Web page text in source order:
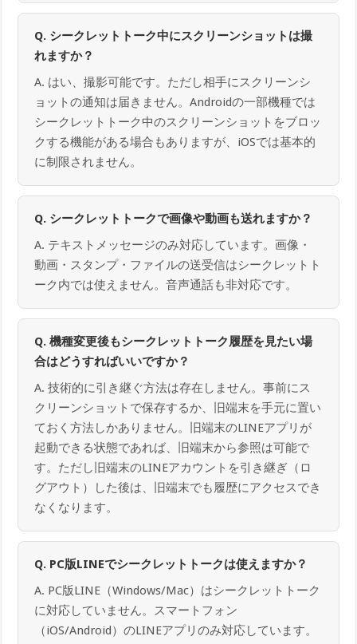
Q. シークレットトーク中にスクリーンショットは撮
れますか？
A. はい、撮影可能です。ただし相手にスクリーンシ
ョットの通知は届きません。Androidの一部機種では
シークレットトーク中のスクリーンショットをブロッ
クする機能がある場合もありますが、iOSでは基本的
に制限されません。
Q. シークレットトークで画像や動画も送れますか？
A. テキストメッセージのみ対応しています。画像・
動画・スタンプ・ファイルの送受信はシークレットト
ーク内では使えません。音声通話も非対応です。
Q. 機種変更後もシークレットトーク履歴を見たい場
合はどうすればいいですか？
A. 技術的に引き継ぐ方法は存在しません。事前にス
クリーンショットで保存するか、旧端末を手元に置い
ておく方法しかありません。旧端末のLINEアプリが
起動できる状態であれば、旧端末から参照は可能で
す。ただし旧端末のLINEアカウントを引き継ぎ（ロ
グアウト）した後は、旧端末でも履歴にアクセスでき
なくなります。
Q. PC版LINEでシークレットトークは使えますか？
A. PC版LINE（Windows/Mac）はシークレットトーク
に対応していません。スマートフォン
（iOS/Android）のLINEアプリのみ対応しています。